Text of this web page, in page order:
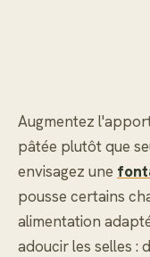
Augmentez
pâtée plutôt que
envisagez une
pousse certains
alimentation
adoucir les selles :